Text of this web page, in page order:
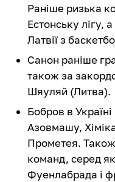
Раніше ризька
Естонську лігу,
Латвії з
Санон раніше
також за
Шяуляй (Литва).
Бобров в
Азовмашу,
Прометея.
команд, серед
Фуенлабрада і